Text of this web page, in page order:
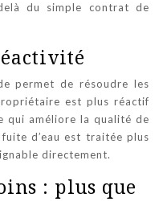
du simple contrat de
permet de résoudre les
est plus réactif
qui améliore la qualité de
d’eau est traitée plus
directement.
: plus que